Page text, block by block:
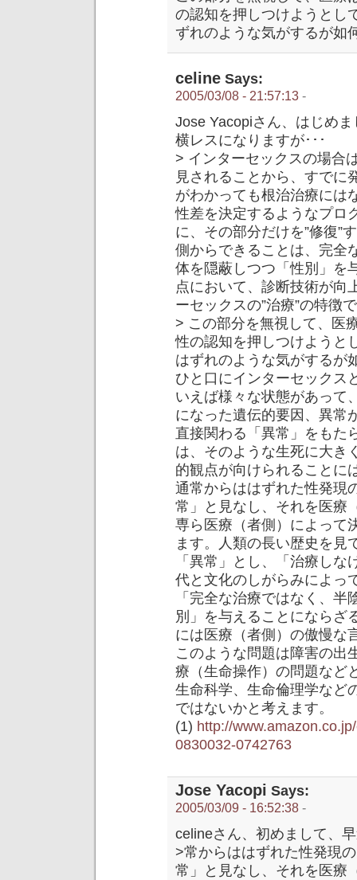
の認知を押しつけようとし
ずれのような気がするが如
celine Says:
2005/03/08 - 21:57:13 -
Jose Yacopiさん、はじめ
横レスになりますが･･･
> インターセックスの場合
見されることから、すでに
がわかっても根治治療には
性差を決定するようなプロ
に、その部分だけを”修復”
側からできることは、完全
体を隠蔽しつつ「性別」を
点において、診断技術が向
ーセックスの”治療”の特徴
> この部分を無視して、医
性の認知を押しつけようと
はずれのような気がするが
ひと口にインターセックス
いえば様々な状態があって
になった遺伝的要因、異常
直接関わる「異常」をもた
は、そのような生死に大き
的観点が向けられることに
通常からははずれた性発現
常」と見なし、それを医療
専ら医療（者側）によって
ます。人類の長い歴史を見
「異常」とし、「治療し
代と文化のしがらみによっ
「完全な治療ではなく、
別」を与えることにならざ
には医療（者側）の傲慢な
このような問題は障害の出
療（生命操作）の問題など
生命科学、生命倫理学など
ではないかと考えます。
(1) http://
0830032-0742763
Jose Yacopi Says:
2005/03/09 - 16:52:38 -
celineさん、初めまして、
>常からははずれた性発現
常」と見なし、それを医療